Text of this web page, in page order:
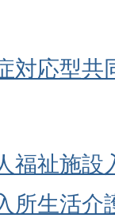
対応型
福祉施設
所生活